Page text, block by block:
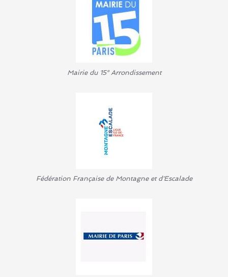
Mairie du 15° Arrondissement
Fédération Française de Montagne et d'Escalade